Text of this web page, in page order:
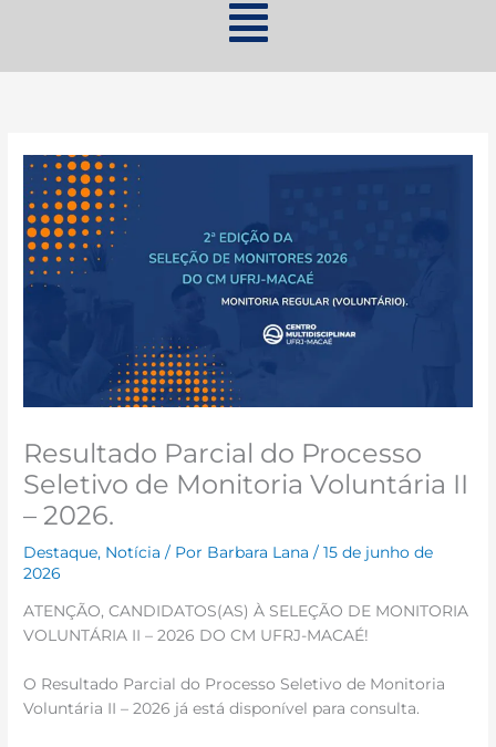
Resultado Parcial do Processo
Seletivo de Monitoria Voluntária II
– 2026.
Destaque, Notícia / Por Barbara Lana/15 de junho de
2026
ATENÇÃO, CANDIDATOS(AS) À SELEÇÃO DE MONITORIA
VOLUNTÁRIA II – 2026 DO CM UFRJ-MACAÉ!
O Resultado Parcial do Processo Seletivo de Monitoria
Voluntária II – 2026 já está disponível para consulta.